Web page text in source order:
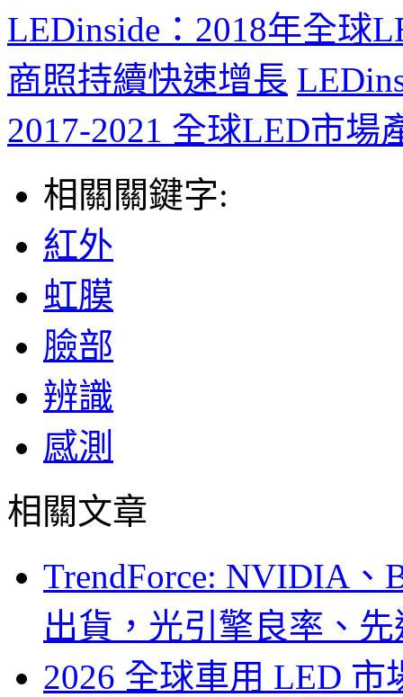
LEDinside：2018年全球
商照持續快速增長
2017-2021 全球LED市場
相關關鍵字:
紅外
虹膜
臉部
辨識
感測
相關文章
TrendForce: NVIDIA、
出貨，光引擎良率、
2026 全球車用 LED